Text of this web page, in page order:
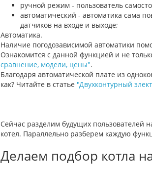
ручной режим - пользователь
автоматический - автоматика сама
датчиков на входе и выходе;
Автоматика.
Наличие погодозависимой автоматики
Ознакомится с данной функцией и не
сравнение, модели, цены".
Благодаря автоматической плате из
как? Читайте в статье "Двухконтурный
Сейчас разделим будущих пользователей
котел. Параллельно разберем каждую
Делаем подбор котла